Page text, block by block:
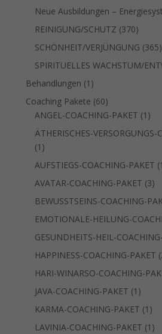
Neue Ausbildungen –
REINIGUNG/SCHUTZ 370370
SCHÖNHEIT/VERJÜNGUNG 365
SPIRITUELLES WACHSTUM/
Behandlungen 1 1
Produkt
Coaching Pakete 6060
Produkte
ANGEL-COACHING-PAKET 1 1
ÄTHERISCHES-VERSORGUNGS-
1 1
Produkt
AUFSTIEGS-COACHING-PAKET 1
AVATAR-COACHING-PAKET 33
BEWUSSTSEINS-COACHING-
EMOTIONALE-HEILUNG-
GESUNDHEITS-HEIL-
HAPPINESS-COACHING-PAKET
HARI-WINARSO-COACHING-
JAVA-COACHING-PAKET 1 1
Produkt
KARMA-COACHING-PAKET 1 1
LAVINIA-COACHING-PAKET 1 1